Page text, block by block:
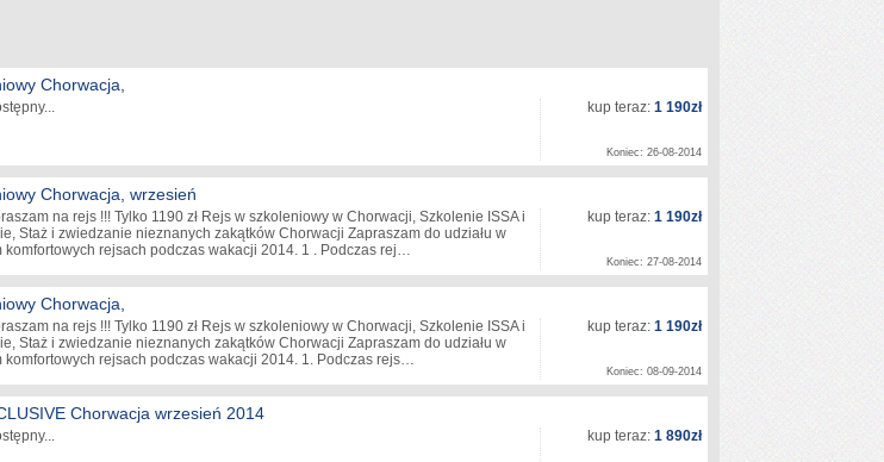
Chorwacja,
kup teraz: 1 190zł
Koniec: 26-08-2014
Chorwacja, wrzesień
na rejs !!! Tylko 1190 zł Rejs w szkoleniowy w Chorwacji, Szkolenie ISSA i
Staż i zwiedzanie nieznanych zakątków Chorwacji Zapraszam do udziału w
komfortowych rejsach podczas wakacji 2014. 1 . Podczas rej…
kup teraz: 1 190zł
Koniec: 27-08-2014
Chorwacja,
na rejs !!! Tylko 1190 zł Rejs w szkoleniowy w Chorwacji, Szkolenie ISSA i
Staż i zwiedzanie nieznanych zakątków Chorwacji Zapraszam do udziału w
komfortowych rejsach podczas wakacji 2014. 1. Podczas rejs…
kup teraz: 1 190zł
Koniec: 08-09-2014
Chorwacja wrzesień 2014
kup teraz: 1 890zł